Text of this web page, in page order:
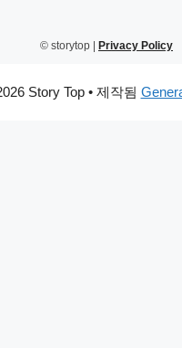
© storytop | Privacy Policy
Story Top• 제작됨